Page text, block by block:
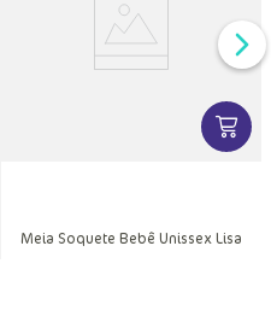
INFORMAÇÕES DO
VER
Meia Soquete Bebê Unissex Lisa